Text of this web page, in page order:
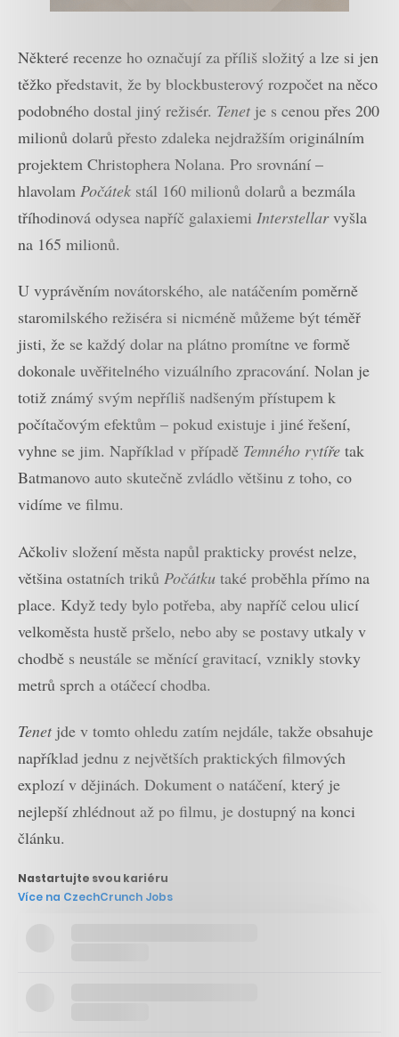
Některé recenze ho označují za příliš složitý a lze si jen
těžko představit, že by blockbusterový rozpočet na něco
podobného dostal jiný režisér. Tenet je s cenou přes 200
milionů dolarů přesto zdaleka nejdražším originálním
projektem Christophera Nolana. Pro srovnání –
hlavolam Počátek stál 160 milionů dolarů a bezmála
tříhodinová odysea napříč galaxiemi Interstellarvyšla
na 165 milionů.
U vyprávěním novátorského, ale natáčením poměrně
staromilského režiséra si nicméně můžeme být téměř
jisti, že se každý dolar na plátno promítne ve formě
dokonale uvěřitelného vizuálního zpracování. Nolan je
totiž známý svým nepříliš nadšeným přístupem k
počítačovým efektům – pokud existuje i jiné řešení,
vyhne se jim. Například v případě Temného rytíře tak
Batmanovo auto skutečně zvládlo většinu z toho, co
vidíme ve filmu.
Ačkoliv složení města napůl prakticky provést nelze,
většina ostatních triků Počátku také proběhla přímo na
place. Když tedy bylo potřeba, aby napříč celou ulicí
velkoměsta hustě pršelo, nebo aby se postavy utkaly v
chodbě s neustále se měnící gravitací, vznikly stovky
metrů sprch a otáčecí chodba.
Tenet jde v tomto ohledu zatím nejdále, takže obsahuje
například jednu z největších praktických filmových
explozí v dějinách. Dokument o natáčení, který je
nejlepší zhlédnout až po filmu, je dostupný na konci
článku.
Nastartujte svou kariéru
Více na CzechCrunch Jobs